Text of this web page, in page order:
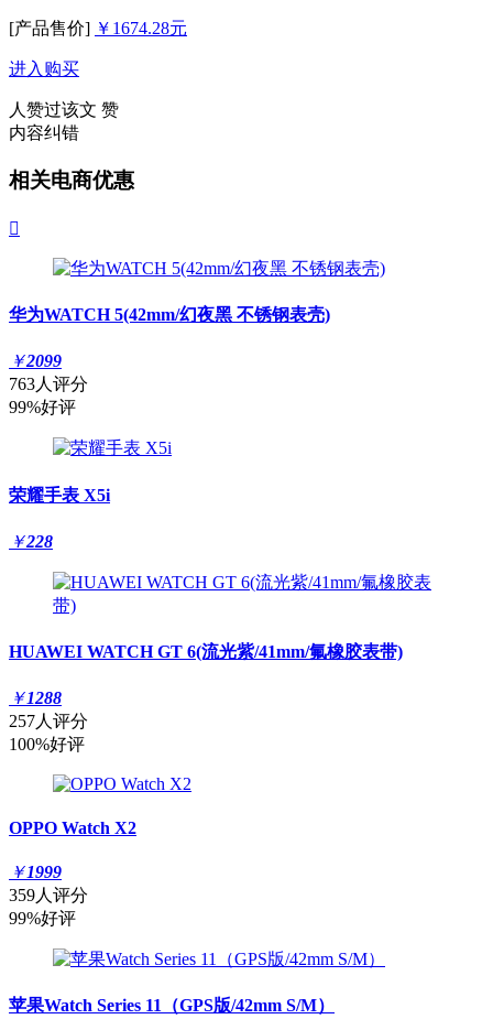
[产品售价] ￥1674.28元
进入购买
人赞过该文 赞
内容纠错
相关电商优惠

华为WATCH 5(42mm/幻夜黑 不锈钢表壳)
￥2099
763人评分
99%好评
荣耀手表 X5i
￥228
HUAWEI WATCH GT 6(流光紫/41mm/氟橡胶表带)
￥1288
257人评分
100%好评
OPPO Watch X2
￥1999
359人评分
99%好评
苹果Watch Series 11（GPS版/42mm S/M）